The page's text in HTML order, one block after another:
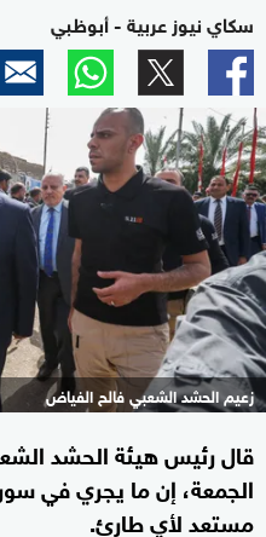
سكاي نيوز عربية - أبوظبي
زعيم الحشد الشعبي فالح الفياض
قال رئيس هيئة الحشد
الجمعة، إن ما يجري في
مستعد لأي طارئ.